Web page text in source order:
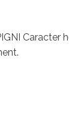
Caracter